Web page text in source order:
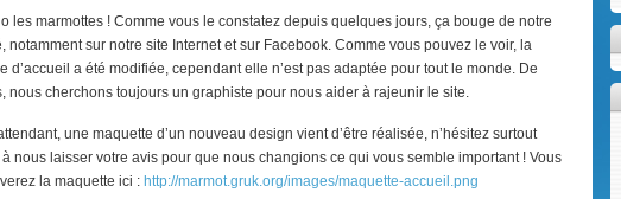
les marmottes ! Comme vous le constatez depuis quelques jours, ça bouge de notre
notamment sur notre site Internet et sur Facebook. Comme vous pouvez le voir, la
d’accueil a été modifiée, cependant elle n’est pas adaptée pour tout le monde. De
nous cherchons toujours un graphiste pour nous aider à rajeunir le site.
une maquette d’un nouveau design vient d’être réalisée, n’hésitez surtout
nous laisser votre avis pour que nous changions ce qui vous semble important ! Vous
la maquette ici : http://marmot.gruk.org/images/maquette-accueil.png